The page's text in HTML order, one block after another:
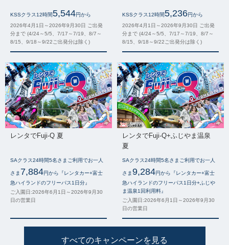
KSSクラス12時間5,544円から
2026年4月1日～2026年9月30日 ご出発
分まで (4/24～5/5、7/17～7/19、8/7～
8/15、9/18～9/22ご出発分は除く)
KSSクラス12時間5,236円から
2026年4月1日～2026年9月30日 ご出発
分まで (4/24～5/5、7/17～7/19、8/7～
8/15、9/18～9/22ご出発分は除く)
レンタでFuji-Q 夏
SAクラス24時間5名さまご利用でお一人
さま 7,884円から『レンタカー+富士
急ハイランドのフリーパス1日分』
ご入園日:2026年6月1日～2026年9月30
日の営業日
レンタでFuji-Q+ふじやま温泉
夏
SAクラス24時間5名さまご利用でお一人
さま9,284円から『レンタカー+富士
急ハイランドのフリーパス1日分+ふじや
ま温泉1回利用料』
ご入園日:2026年6月1日～2026年9月30
日の営業日
すべてのキャンペーンを見る